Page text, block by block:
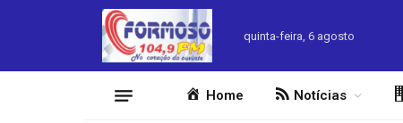
quinta-feira, 6 agosto
Home Notícias